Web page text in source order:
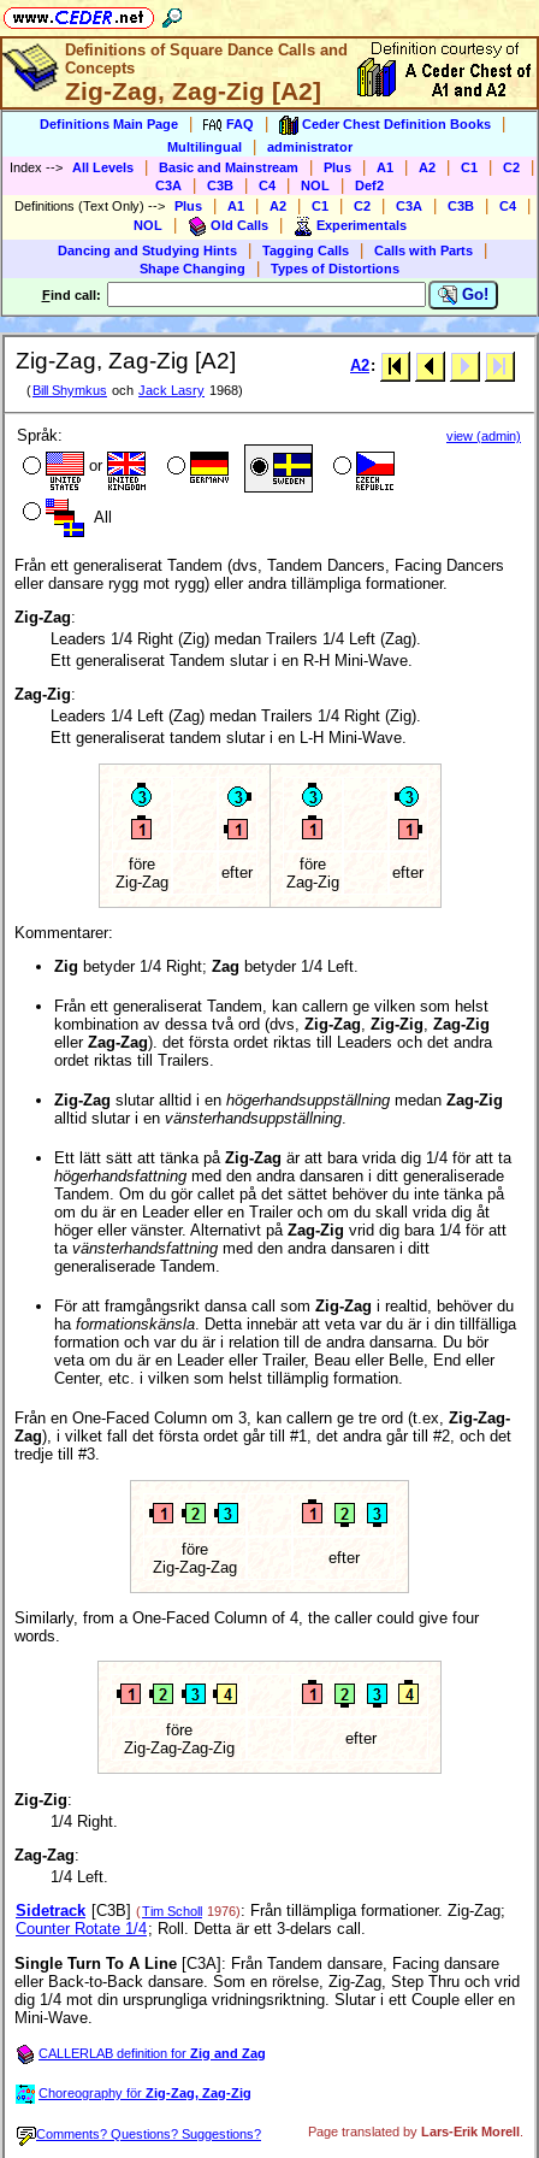
Definitions of Square Dance Calls and
Concepts
Zig-Zag, Zag-Zig [A2]
Definitions Main Page FAQ Ceder Chest Definition Books
Multilingual
administrator
Index --> All Levels Basic and Mainstream Plus A1 A2 C1 C2
C3A C3B C4 NOL
Def2
Definitions (Text Only) --> Plus A1 A2 C1 C2 C3A C3B C4
NOL Old Calls
Experimentals
Dancing and Studying Hints
Tagging Calls Calls with Parts
Shape Changing
Types of Distortions
Find call: Go!
Zig-Zag, Zag-Zig [A2]
( Bill Shymkus och Jack Lasry 1968)
A2:
Språk:
or
All
view (admin)
Från ett generaliserat Tandem (dvs, Tandem Dancers, Facing Dancers
eller dansare rygg mot rygg) eller andra tillämpliga formationer.
Zig-Zag:
Leaders 1/4 Right (Zig) medan Trailers 1/4 Left (Zag).
Ett generaliserat Tandem slutar i en R-H Mini-Wave.
Zag-Zig:
Leaders 1/4 Left (Zag) medan Trailers 1/4 Right (Zig).
Ett generaliserat tandem slutar i en L-H Mini-Wave.
före
Zig-Zag
efter
före
Zag-Zig
efter
Kommentarer:
Zig betyder 1/4 Right; Zag betyder 1/4 Left.
Från ett generaliserat Tandem, kan callern ge vilken som helst
kombination av dessa två ord (dvs, Zig-Zag, Zig-Zig, Zag-Zig
eller Zag-Zag). det första ordet riktas till Leaders och det andra
ordet riktas till Trailers.
Zig-Zag slutar alltid i en högerhandsuppställning medan Zag-Zig
alltid slutar i en vänsterhandsuppställning.
Ett lätt sätt att tänka på Zig-Zag är att bara vrida dig 1/4 för att ta
högerhandsfattning med den andra dansaren i ditt generaliserade
Tandem. Om du gör callet på det sättet behöver du inte tänka på
om du är en Leader eller en Trailer och om du skall vrida dig åt
höger eller vänster. Alternativt på Zag-Zig vrid dig bara 1/4 för att
ta vänsterhandsfattning med den andra dansaren i ditt
generaliserade Tandem.
För att framgångsrikt dansa call som Zig-Zag i realtid, behöver du
ha formationskänsla. Detta innebär att veta var du är i din tillfälliga
formation och var du är i relation till de andra dansarna. Du bör
veta om du är en Leader eller Trailer, Beau eller Belle, End eller
Center, etc. i vilken som helst tillämplig formation.
Från en One-Faced Column om 3, kan callern ge tre ord (t.ex, Zig-Zag-
Zag), i vilket fall det första ordet går till #1, det andra går till #2, och det
tredje till #3.
före
Zig-Zag-Zag
efter
Similarly, from a One-Faced Column of 4, the caller could give four
words.
före
Zig-Zag-Zag-Zig
efter
Zig-Zig:
1/4 Right.
Zag-Zag:
1/4 Left.
Sidetrack [C3B] (Tim Scholl 1976): Från tillämpliga formationer. Zig-Zag;
Counter Rotate 1/4; Roll. Detta är ett 3-delars call.
Single Turn To A Line [C3A]: Från Tandem dansare, Facing dansare
eller Back-to-Back dansare. Som en rörelse, Zig-Zag, Step Thru och vrid
dig 1/4 mot din ursprungliga vridningsriktning. Slutar i ett Couple eller en
Mini-Wave.
CALLERLAB definition for Zig and Zag
Choreography för Zig-Zag, Zag-Zig
Comments? Questions? Suggestions? Page translated by Lars-Erik Morell